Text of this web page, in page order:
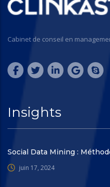
Cabinet de conseil en
Insights
Social Data Mining :
juin 17, 2024